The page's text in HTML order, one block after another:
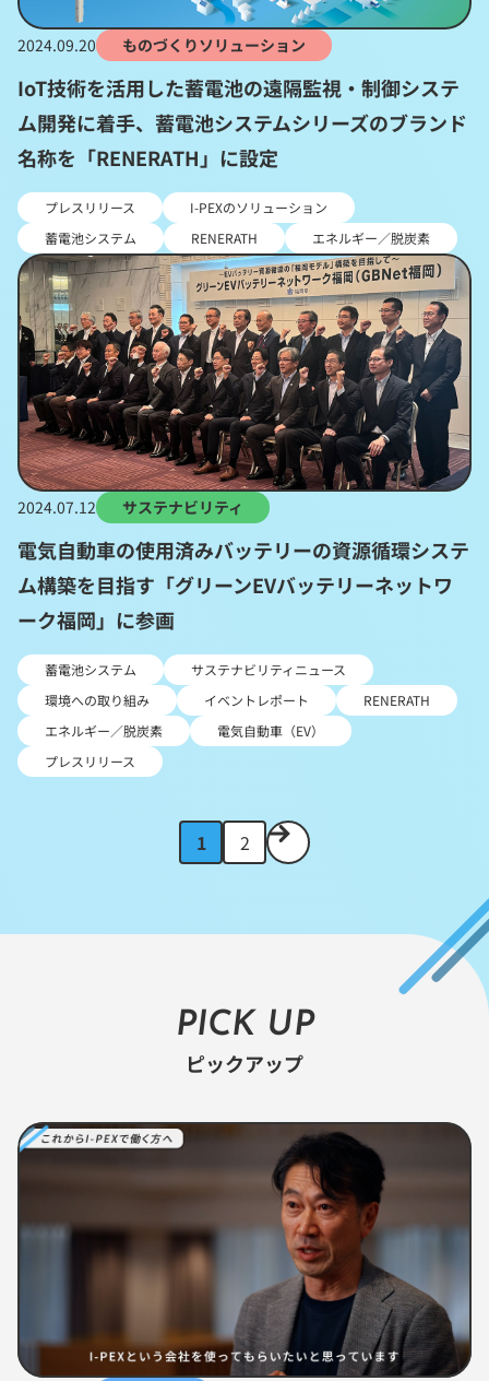
2024.09.20 ものづくりソリューション
IoT技術を活用した蓄電池の遠隔監視・制御システ
ム開発に着手、蓄電池システムシリーズのブランド
名称を「RENERATH」に設定
プレスリリース
I-PEXのソリューション
蓄電池システム
RENERATH エネルギー／脱炭素
2024.07.12 サステナビリティ
電気自動車の使用済みバッテリーの資源循環システ
ム構築を目指す「グリーンEVバッテリーネットワ
ーク福岡」に参画
蓄電池システム
サステナビリティニュース
環境への取り組み
イベントレポート
RENERATH
エネルギー／脱炭素
電気自動車（EV）
プレスリリース
1 2
次
の
ジ
PICK UP
ピックアップ